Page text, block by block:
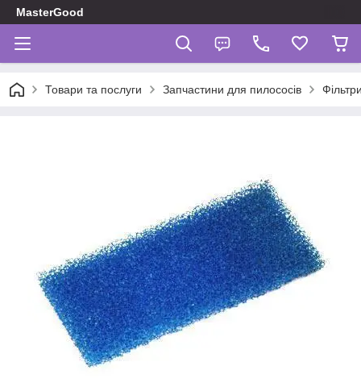
MasterGood
Товари та послуги Запчастини для пилососів